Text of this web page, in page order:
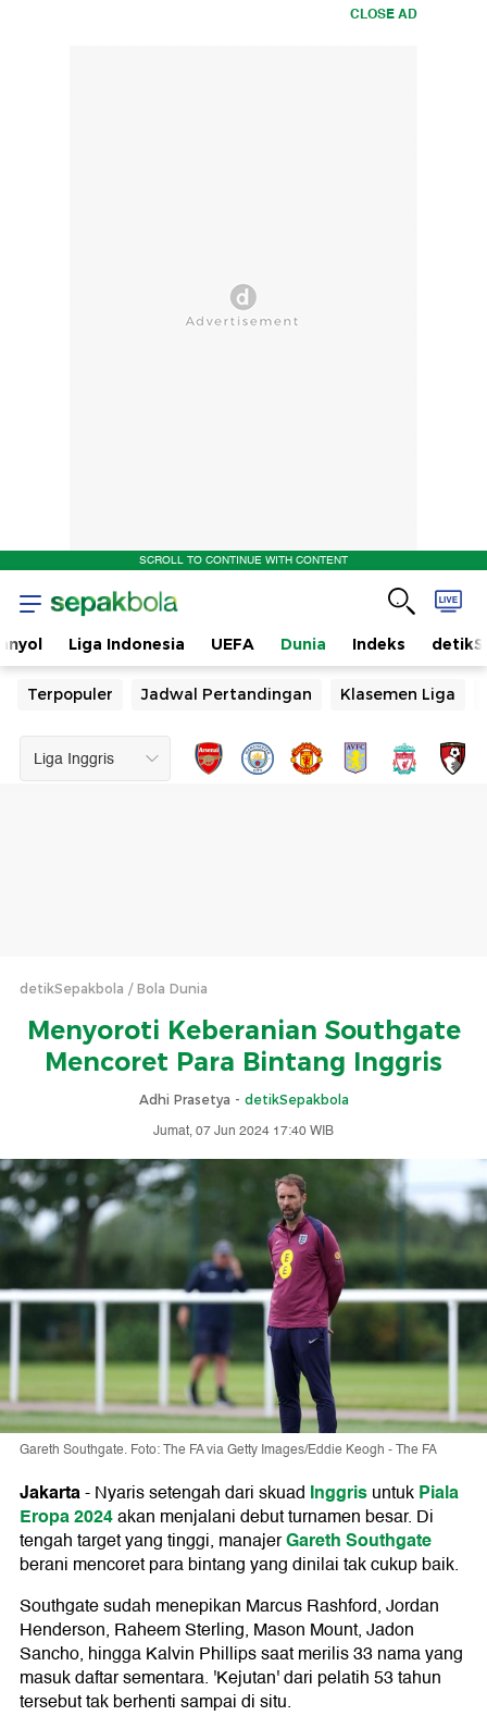
CLOSE AD
SCROLL TO CONTINUE WITH CONTENT
Liga Indonesia UEFA Dunia Indeks
Terpopuler Jadwal Pertandingan Klasemen Liga
detikSepakbola Bola Dunia
Menyoroti Keberanian Southgate
Mencoret Para Bintang Inggris
Adhi Prasetya - detikSepakbola
Jumat, 07 Jun 2024 17:40 WIB
Gareth Southgate. Foto: The FA via Getty Images/Eddie Keogh - The FA
Jakarta-Nyaris setengah dari skuad InggrisuntukPiala
Eropa 2024akan menjalani debut turnamen besar. Di
tengah target yang tinggi, manajerGareth Southgate
berani mencoret para bintang yang dinilai tak cukup baik.
Southgate sudah menepikan Marcus Rashford, Jordan
Henderson, Raheem Sterling, Mason Mount, Jadon
Sancho, hingga Kalvin Phillips saat merilis 33 nama yang
masuk daftar sementara. 'Kejutan' dari pelatih 53 tahun
tersebut tak berhenti sampai di situ.